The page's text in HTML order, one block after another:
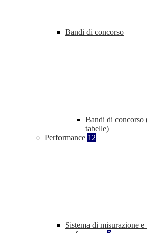
Bandi di concorso
Bandi di concorso
tabelle)
Performance 12
Sistema di misurazione